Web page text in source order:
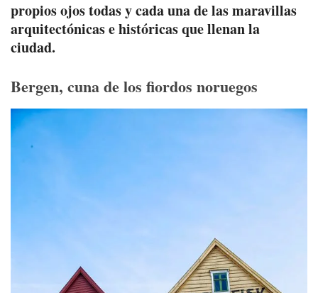
propios ojos todas y cada una de las maravillas
arquitectónicas e históricas que llenan la
ciudad.
Bergen, cuna de los fiordos noruegos